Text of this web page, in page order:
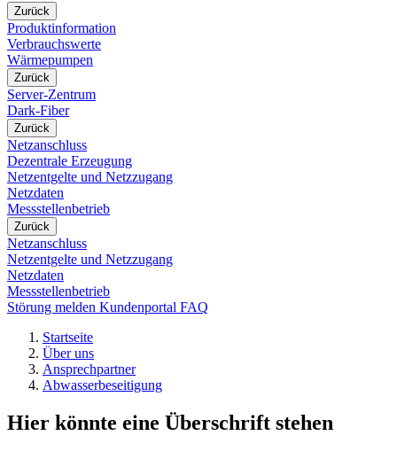
Zurück
Produktinformation
Verbrauchswerte
Wärmepumpen
Zurück
Server-Zentrum
Dark-Fiber
Zurück
Netzanschluss
Dezentrale Erzeugung
Netzentgelte und Netzzugang
Netzdaten
Messstellenbetrieb
Zurück
Netzanschluss
Netzentgelte und Netzzugang
Netzdaten
Messstellenbetrieb
Störung melden Kundenportal FAQ
Startseite
Über uns
Ansprechpartner
Abwasserbeseitigung
Hier könnte eine Überschrift stehen